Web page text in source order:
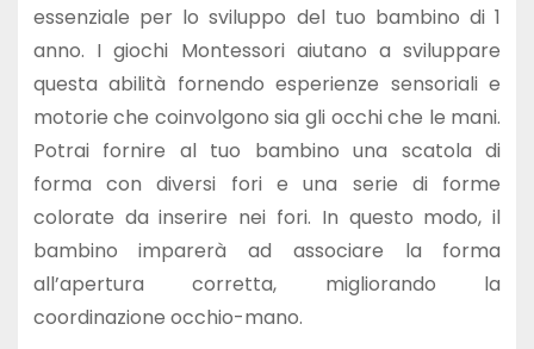
essenziale per lo sviluppo del tuo bambino di 1
anno. I giochi Montessori aiutano a sviluppare
questa abilità fornendo esperienze sensoriali e
motorie che coinvolgono sia gli occhi che le mani.
Potrai fornire al tuo bambino una scatola di
forma con diversi fori e una serie di forme
colorate da inserire nei fori. In questo modo, il
bambino imparerà ad associare la forma
all’apertura corretta, migliorando la
coordinazione occhio-mano.